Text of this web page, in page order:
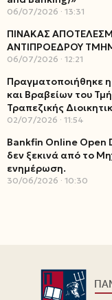
06/07/2026 13:31
ΠΙΝΑΚΑΣ
ΑΝΤΙΠΡΟΕΔΡΟΥ
06/07/2026 12:21
Πραγματοποιήθηκε
και Βραβείων του
Τραπεζικής
02/07/2026 11:54
Bankfin Online Open
δεν ξεκινά από το
ενημέρωση.
30/06/2026 10:30